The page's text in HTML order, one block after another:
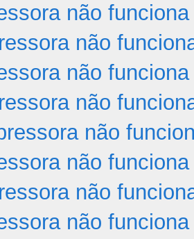
não funciona
não
não funciona
não
não
não funciona
não
não funciona